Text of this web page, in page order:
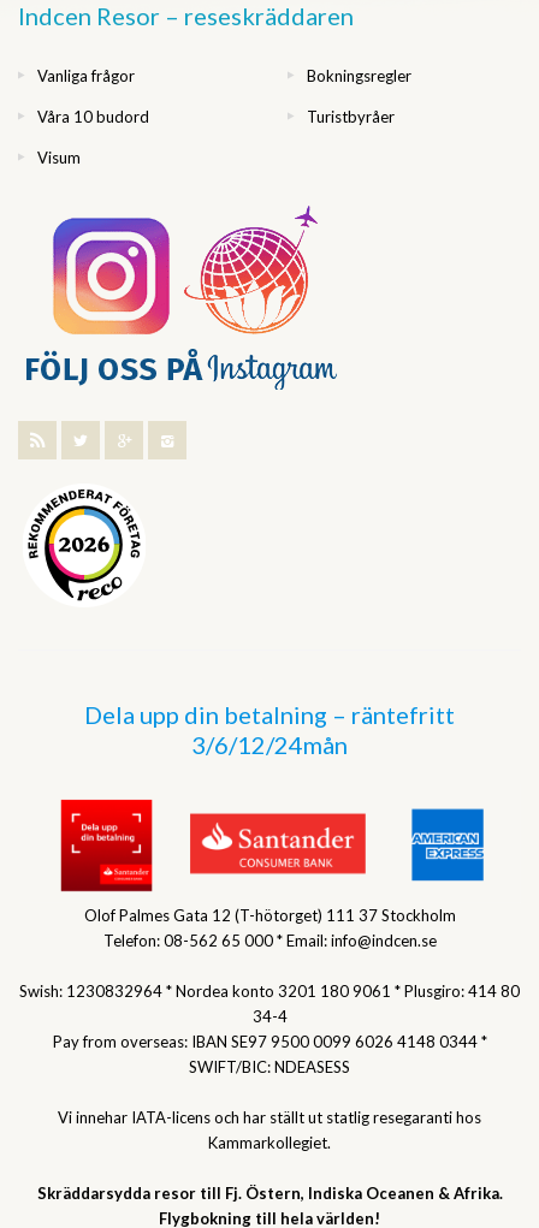
Indcen Resor – reseskräddaren
Vanliga frågor Bokningsregler
Våra 10 budord Turistbyråer
Visum
Dela upp din betalning – räntefritt
3/6/12/24mån
Olof Palmes Gata 12 (T-hötorget) 111 37 Stockholm
Telefon: 08-562 65 000 * Email: info@indcen.se
Swish: 1230832964 * Nordea konto 3201 180 9061 * Plusgiro: 414 80
34-4
Pay from overseas: IBAN SE97 9500 0099 6026 4148 0344 *
SWIFT/BIC: NDEASESS
Vi innehar IATA-licens och har ställt ut statlig resegaranti hos
Kammarkollegiet.
Skräddarsydda resor till Fj. Östern, Indiska Oceanen & Afrika.
Flygbokning till hela världen!